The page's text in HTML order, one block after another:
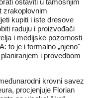
ostaviti u tamošnjim
zrakoplovnim
kupiti i iste dresove
raduju i proizvođači
i medijske pozornosti
: to je i formalno „njeno"
i provedbom
krovni savez
procjenjuje Florian